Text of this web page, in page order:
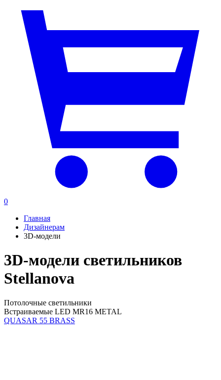
0
Главная
Дизайнерам
3D-модели
3D-модели светильников
Stellanova
Потолочные светильники
Встраиваемые LED MR16 METAL
QUASAR 55 BRASS